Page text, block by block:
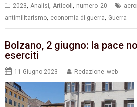
2023,Analisi,Articoli, numero_20
antimilitarismo, economia di guerra, Guerra
Bolzano, 2 giugno: la pace
eserciti
11 Giugno 2023 Redazione_web